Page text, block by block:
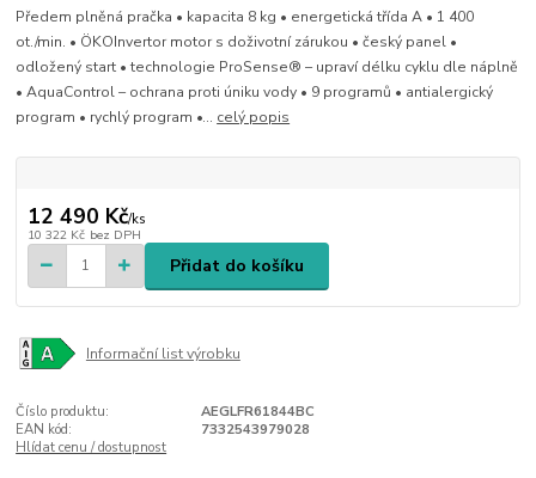
Předem plněná pračka • kapacita 8 kg • energetická třída A • 1 400
ot./min. • ÖKOInvertor motor s doživotní zárukou • český panel •
odložený start • technologie ProSense® – upraví délku cyklu dle náplně
• AquaControl – ochrana proti úniku vody • 9 programů • antialergický
program • rychlý program •... celý popis
12 490 Kč/ks
10 322 Kč bez DPH
Přidat do košíku
Informační list výrobku
Číslo produktu:
AEGLFR61844BC
EAN kód:
7332543979028
Hlídat cenu / dostupnost